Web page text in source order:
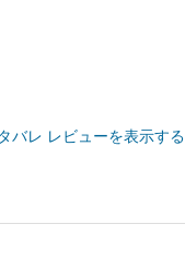
バレ レビューを表示する